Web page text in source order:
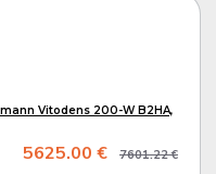
Vitodens 200-W B2HA,
5625.00 € 7601.22 €